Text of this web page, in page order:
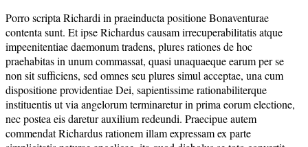
Porro scripta Richardi in praeinducta positione Bonaventurae
contenta sunt. Et ipse Richardus causam irrecuperabilitatis atque
impeenitentiae daemonum tradens, plures rationes de hoc
praehabitas in unum commassat, quasi unaquaeque earum per se
non sit sufficiens, sed omnes seu plures simul acceptae, una cum
dispositione providentiae Dei, sapientissime rationabiliterque
instituentis ut via angelorum terminaretur in prima eorum electione,
nec postea eis daretur auxilium redeundi. Praecipue autem
commendat Richardus rationem illam expressam ex parte